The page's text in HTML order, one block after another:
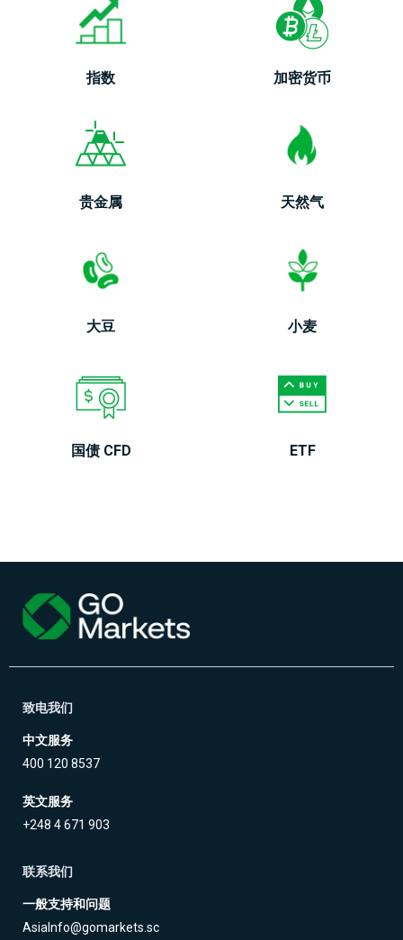
指数 加密货币
贵金属 天然气
大豆 小麦
国债 CFD ETF
致电我们
中文服务
400 120 8537
英文服务
+248 4 671 903
联系我们
一般支持和问题
AsiaInfo@gomarkets.sc